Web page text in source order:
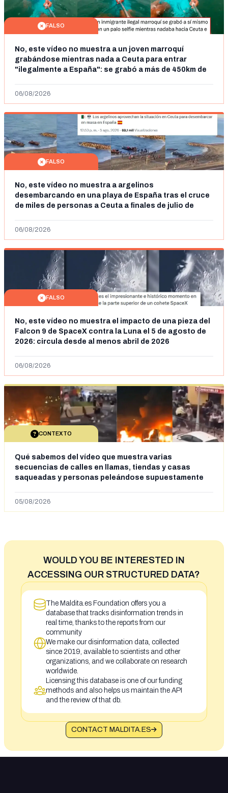
FALSO
No, este vídeo no muestra a un joven marroquí
grabándose mientras nada a Ceuta para entrar
"ilegalmente a España": se grabó a más de 450km de
06/08/2026
FALSO
No, este vídeo no muestra a argelinos
desembarcando en una playa de España tras el cruce
de miles de personas a Ceuta a finales de julio de
06/08/2026
FALSO
No, este vídeo no muestra el impacto de una pieza del
Falcon 9 de SpaceX contra la Luna el 5 de agosto de
2026: circula desde al menos abril de 2026
06/08/2026
CONTEXTO
Qué sabemos del vídeo que muestra varias
secuencias de calles en llamas, tiendas y casas
saqueadas y personas peleándose supuestamente
situación irregular a Ceuta
05/08/2026
WOULD YOU BE INTERESTED IN
ACCESSING OUR STRUCTURED DATA?
The Maldita.es Foundation offers you a
database that tracks disinformation trends in
real time, thanks to the reports from our
community
We make our disinformation data, collected
since 2019, available to scientists and other
organizations, and we collaborate on research
worldwide.
Licensing this database is one of our funding
methods and also helps us maintain the API
and the review of that db.
CONTACT MALDITA.ES